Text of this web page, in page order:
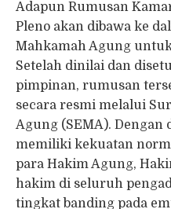
Adapun Rumusan
Pleno akan dibawa ke
Mahkamah Agung
Setelah dinilai dan
pimpinan, rumusan
secara resmi melalui
Agung (SEMA).
memiliki kekuatan
para Hakim Agung,
hakim di seluruh
tingkat banding pada